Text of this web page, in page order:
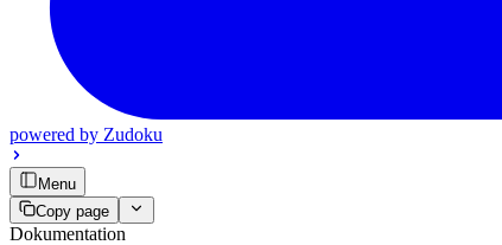
powered by Zudoku
Menu
Copy page
Dokumentation